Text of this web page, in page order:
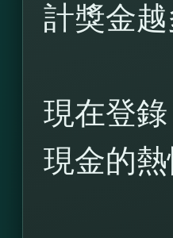
計獎金越
現在登
現金的